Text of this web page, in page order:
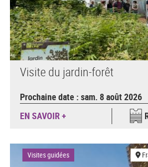
Visite du jardin-forêt
Prochaine date : sam. 8 août 2026
EN SAVOIR +
Visites guidées